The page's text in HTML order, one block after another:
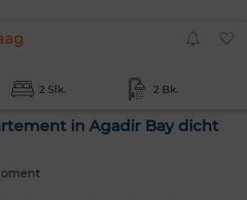
2 Slk. 2 Bk.
in Agadir Bay dicht